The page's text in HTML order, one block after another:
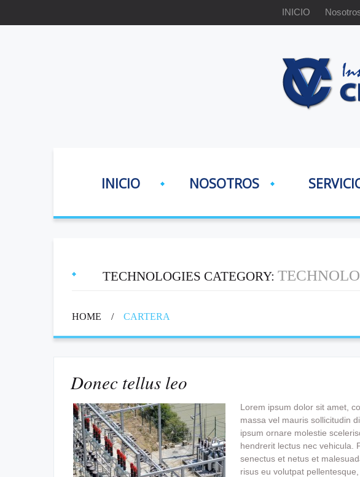
INICIO
INICIO NOSOTROS
TECHNOLOGIES CATEGORY:
HOME / CARTERA
Donec tellus leo
Lorem ipsum dolor sit amet,
massa vel mauris sollicitudin
ipsum ornare molestie
hendrerit lectus nec vehicula.
senectus et netus et
risus eu volutpat